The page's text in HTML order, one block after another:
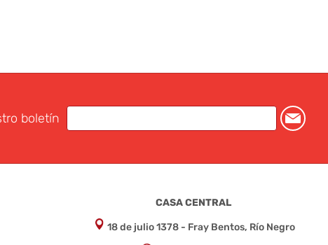
boletín
CASA CENTRAL
18 de julio 1378 - Fray Bentos, Río Negro